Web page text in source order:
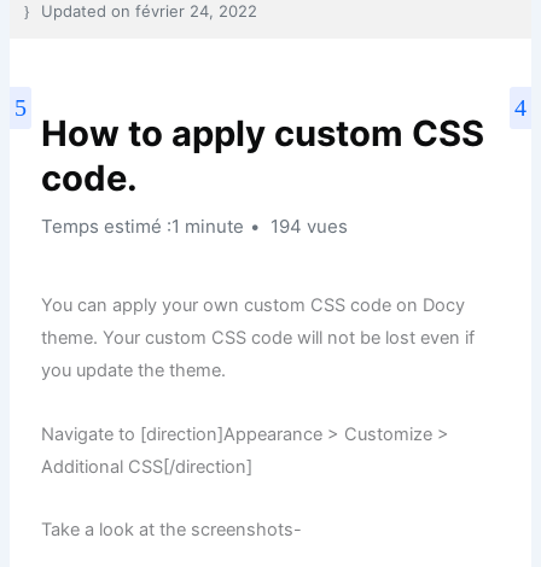
Updated on février 24, 2022
How to apply custom CSS
code.
Temps estimé :1 minute 194 vues
You can apply your own custom CSS code on Docy
theme. Your custom CSS code will not be lost even if
you update the theme.
Navigate to [direction]Appearance > Customize >
Additional CSS[/direction]
Take a look at the screenshots-